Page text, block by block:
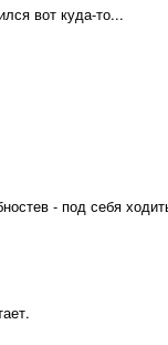
вот куда-то...
- под себя